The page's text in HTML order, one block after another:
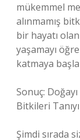
mükemmel
alınmamış
bir hayatı
yaşamayı
katmaya
Sonuç:
Bitkileri
Şimdi sırada